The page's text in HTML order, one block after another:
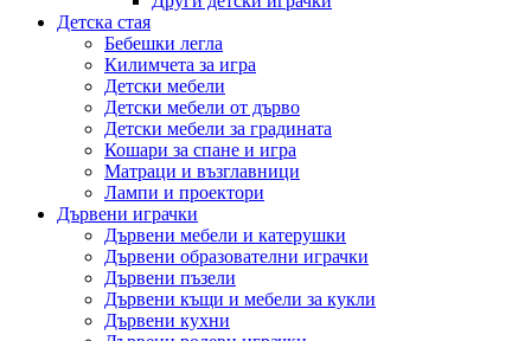
Детска стая
Бебешки легла
Килимчета за игра
Детски мебели
Детски мебели от дърво
Детски мебели за градината
Кошари за спане и игра
Матраци и възглавници
Лампи и проектори
Дървени играчки
Дървени мебели и катерушки
Дървени образователни играчки
Дървени пъзели
Дървени къщи и мебели за кукли
Дървени кухни